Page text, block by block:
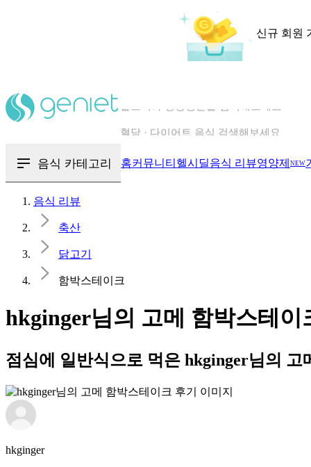
신규 회원
음식 카테고리 홈커뮤니티 헬시딜음식 리뷰영양제 NEW
음식 리뷰
축산
닭고기
함박스테이크
hkginger님의 고메 함박스테이
점심에 일반식으로 먹은 hkginger님의
hkginger